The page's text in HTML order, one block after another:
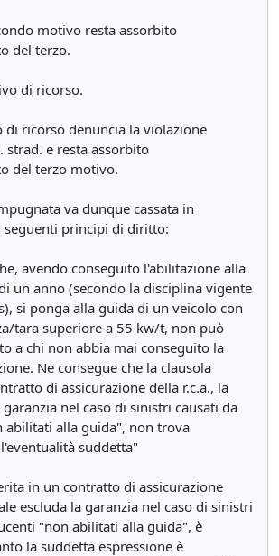
motivo resta assorbito
del terzo.
di ricorso.
ricorso denuncia la violazione
strad. e resta assorbito
del terzo motivo.
va dunque cassata in
seguenti principi di diritto:
avendo conseguito l'abilitazione alla
un anno (secondo la disciplina vigente
si ponga alla guida di un veicolo con
tara superiore a 55 kw/t, non può
a chi non abbia mai conseguito la
Ne consegue che la clausola
di assicurazione della r.c.a., la
nel caso di sinistri causati da
abilitati alla guida", non trova
suddetta"
in un contratto di assicurazione
escluda la garanzia nel caso di sinistri
"non abilitati alla guida", è
la suddetta espressione è